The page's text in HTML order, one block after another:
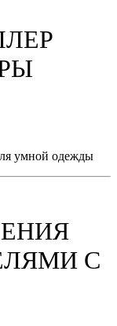
умной одежды
C